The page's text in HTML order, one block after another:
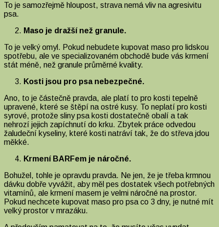
To je samozřejmě hloupost, strava nemá vliv na agresivitu
psa.
Maso je dražší než granule.
To je velký omyl. Pokud nebudete kupovat maso pro lidskou
spotřebu, ale ve specializovaném obchodě bude vás krmení
stát méně, než granule průměrné kvality.
Kosti jsou pro psa nebezpečné.
Ano, to je částečně pravda, ale platí to pro kosti tepelně
upravené, které se štěpí na ostré kusy. To neplatí pro kosti
syrové, protože sliny psa kosti dostatečně obalí a tak
nehrozí jejich zapíchnutí do krku. Zbytek práce odvedou
žaludeční kyseliny, které kosti natráví tak, že do střeva jdou
měkké.
Krmení BARFem je náročné.
Bohužel, tohle je opravdu pravda. Ne jen, že je třeba krmnou
dávku dobře vyvážit, aby měl pes dostatek všech potřebných
vitamínů, ale krmení masem je velmi náročné na prostor.
Pokud nechcete kupovat maso pro psa co 3 dny, je nutné mít
velký prostor v mrazáku.